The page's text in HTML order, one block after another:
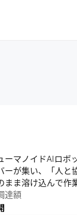
ーマノイドAIロボ
ーが集い、「人
まま溶け込んで
達額